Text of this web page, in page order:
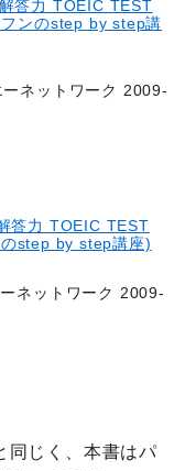
答力 TOEIC TEST
ンのstep by step講
ネットワーク 2009-
答力 TOEIC TEST
step by step講座)
ネットワーク 2009-
同じく、本書はパ